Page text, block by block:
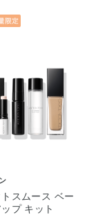
スムース ベー
プ キット